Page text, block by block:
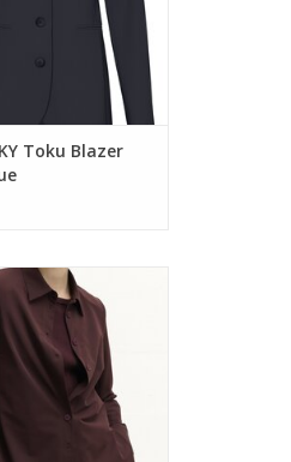
Toku Blazer
Minako Blouse Jasje
Aubergine
AAN WINKELWAGEN